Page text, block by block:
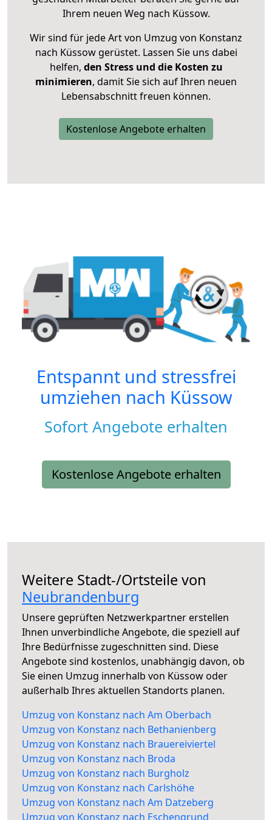
Ihrem neuen Weg nach Küssow.
Wir sind für jede Art von Umzug von Konstanz
nach Küssow gerüstet. Lassen Sie uns dabei
helfen, den Stress und die Kosten zu
minimieren, damit Sie sich auf Ihren neuen
Lebensabschnitt freuen können.
Kostenlose Angebote erhalten
Entspannt und stressfrei
umziehen nach Küssow
Sofort Angebote erhalten
Kostenlose Angebote erhalten
Weitere Stadt-/Ortsteile von
Neubrandenburg
Unsere geprüften Netzwerkpartner erstellen
Ihnen unverbindliche Angebote, die speziell auf
Ihre Bedürfnisse zugeschnitten sind. Diese
Angebote sind kostenlos, unabhängig davon, ob
Sie einen Umzug innerhalb von Küssow oder
außerhalb Ihres aktuellen Standorts planen.
Umzug von Konstanz nach Am Oberbach
Umzug von Konstanz nach Bethanienberg
Umzug von Konstanz nach Brauereiviertel
Umzug von Konstanz nach Broda
Umzug von Konstanz nach Burgholz
Umzug von Konstanz nach Carlshöhe
Umzug von Konstanz nach Am Datzeberg
Umzug von Konstanz nach Eschengrund